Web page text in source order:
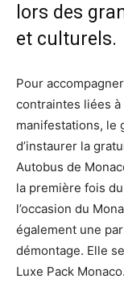
lors des
et culturels.
Pour
contraintes liées
manifestations, le
d’instaurer la
Autobus de
la première fois
l’occasion du
également une
démontage. Elle
Luxe Pack